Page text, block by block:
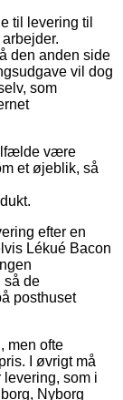
til levering til
den anden side
vil dog
som
være
et øjeblik, så
efter en
Lékué Bacon
så de
posthuset
men ofte
I øvrigt må
levering, som i
Nyborg